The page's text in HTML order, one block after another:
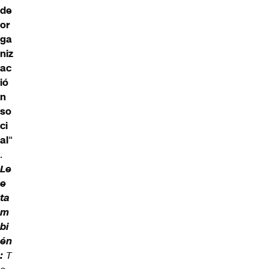
de
or
ga
niz
ac
ió
n
so
ci
al“
.
Le
e
ta
m
bi
én
: T